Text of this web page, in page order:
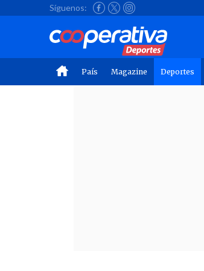
Síguenos:
País Magazine Deportes